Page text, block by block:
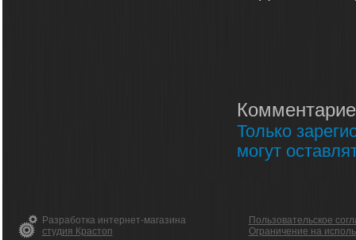
Только
могут
Разработка интернет-магазина
студия Крастоп
Пользовательское
Ограничение на